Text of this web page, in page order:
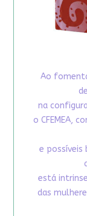
Ao
na
o CFEMEA,
e possíveis
está
das